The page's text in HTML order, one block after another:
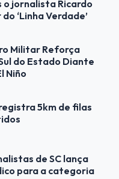
o jornalista Ricardo
‘Linha Verdade’
Militar Reforça
do Estado Diante
Niño
5km de filas
de SC lança
para a categoria